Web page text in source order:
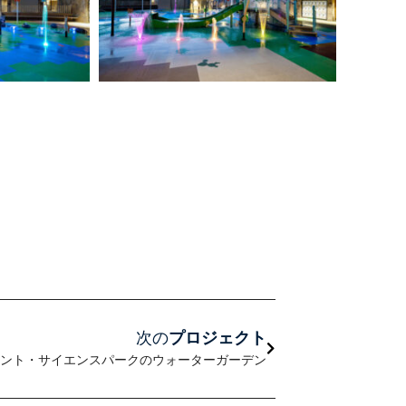
次のプロジェクト
ト・サイエンスパークのウォーターガーデン